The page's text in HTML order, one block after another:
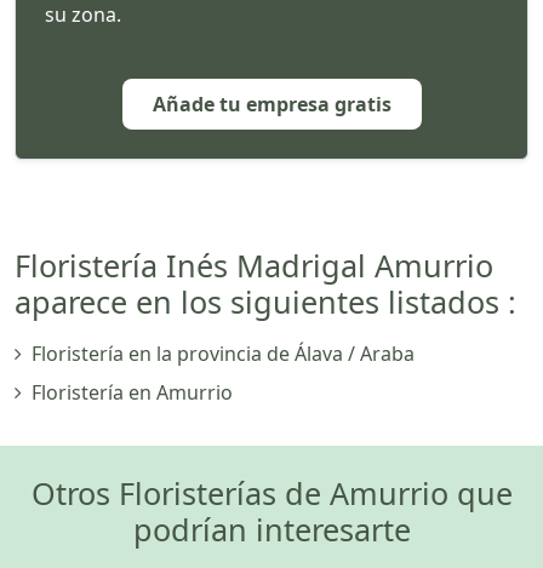
su zona.
Añade tu empresa gratis
Floristería Inés Madrigal Amurrio
aparece en los siguientes listados :
Floristería en la provincia de Álava / Araba
Floristería en Amurrio
Otros Floristerías de Amurrio que
podrían interesarte